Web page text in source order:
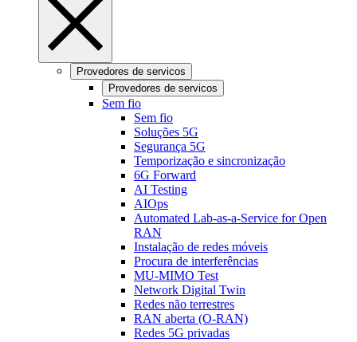
Provedores de servicos
Provedores de servicos
Sem fio
Sem fio
Soluções 5G
Segurança 5G
Temporização e sincronização
6G Forward
AI Testing
AIOps
Automated Lab-as-a-Service for Open
RAN
Instalação de redes móveis
Procura de interferências
MU-MIMO Test
Network Digital Twin
Redes não terrestres
RAN aberta (O-RAN)
Redes 5G privadas